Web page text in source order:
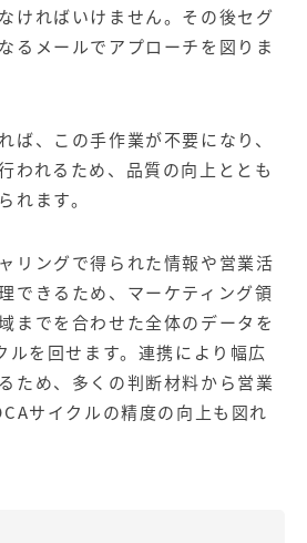
ければいけません。その後セグ
るメールでアプローチを図りま
ば、この手作業が不要になり、
われるため、品質の向上ととも
れます。
リングで得られた情報や営業活
できるため、マーケティング領
までを合わせた全体のデータを
ルを回せます。連携により幅広
ため、多くの判断材料から営業
サイクルの精度の向上も図れ